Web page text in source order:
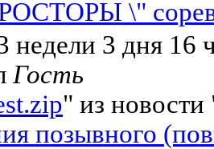
\"
недели 3 дня 16
Гость
" из новости
позывного